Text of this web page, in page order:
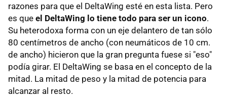
razones para que el DeltaWing esté en esta lista. Pero
es que el DeltaWing lo tiene todo para ser un icono.
Su heterodoxa forma con un eje delantero de tan sólo
80 centímetros de ancho (con neumáticos de 10 cm.
de ancho) hicieron que la gran pregunta fuese si "eso"
podía girar. El DeltaWing se basa en el concepto de la
mitad. La mitad de peso y la mitad de potencia para
alcanzar al resto.